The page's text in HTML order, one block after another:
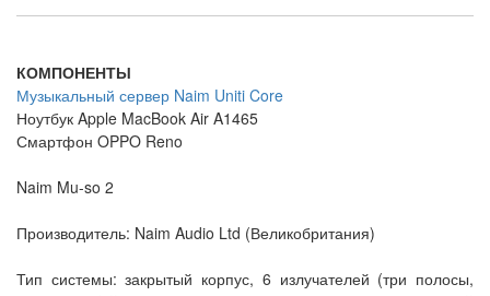
КОМПОНЕНТЫ
Музыкальный сервер Naim Uniti Core
Ноутбук Apple MacBook Air A1465
Смартфон OPPO Reno
Naim Mu-so 2
Производитель: Naim Audio Ltd (Великобритания)
Тип системы: закрытый корпус, 6 излучателей (три полосы,